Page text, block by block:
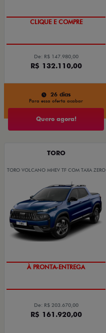
COM O USADO NA TROCA
De: R$ 147.980,00
R$ 132.110,00
26 dias
Para essa oferta acabar
Quero agora!
TORO
TORO VOLCANO MHEV TF COM TAXA ZERO
DESCONTO COM O USADO NA
De: R$ 203.670,00
R$ 161.920,00